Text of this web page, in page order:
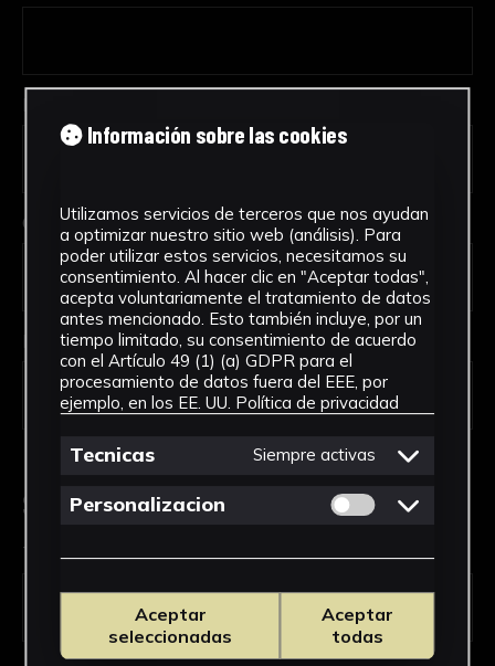
Código Postal *
País *
Solicitud de Servicio
Tipo de solicitud *
Información sobre las cookies
Utilizamos servicios de terceros que nos ayudan
a optimizar nuestro sitio web (análisis). Para
poder utilizar estos servicios, necesitamos su
consentimiento. Al hacer clic en "Aceptar todas",
acepta voluntariamente el tratamiento de datos
antes mencionado. Esto también incluye, por un
tiempo limitado, su consentimiento de acuerdo
con el Artículo 49 (1) (a) GDPR para el
procesamiento de datos fuera del EEE, por
ejemplo, en los EE. UU. Política de privacidad
Tecnicas Siempre activas
Personalizacion Permitir cookies
Aceptar
seleccionadas
Aceptar
todas